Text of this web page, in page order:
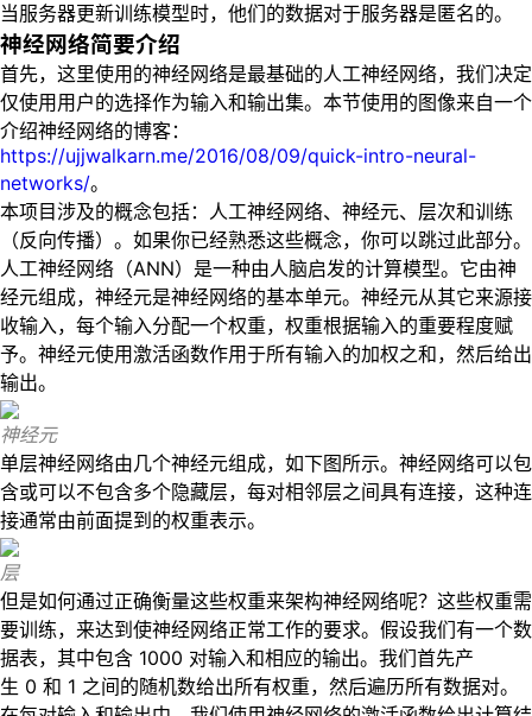
当服务器更新训练模型时，他们的数据对于服务器是匿名的。
神经网络简要介绍
首先，这里使用的神经网络是最基础的人工神经网络，我们决定
仅使用用户的选择作为输入和输出集。本节使用的图像来自一个
介绍神经网络的博客：
https://ujjwalkarn.me/2016/08/09/quick-intro-neural-
networks/。
本项目涉及的概念包括：人工神经网络、神经元、层次和训练
（反向传播）。如果你已经熟悉这些概念，你可以跳过此部分。
人工神经网络（ANN）是一种由人脑启发的计算模型。它由神
经元组成，神经元是神经网络的基本单元。神经元从其它来源接
收输入，每个输入分配一个权重，权重根据输入的重要程度赋
予。神经元使用激活函数作用于所有输入的加权之和，然后给出
输出。
神经元
单层神经网络由几个神经元组成，如下图所示。神经网络可以包
含或可以不包含多个隐藏层，每对相邻层之间具有连接，这种连
接通常由前面提到的权重表示。
层
但是如何通过正确衡量这些权重来架构神经网络呢？这些权重需
要训练，来达到使神经网络正常工作的要求。假设我们有一个数
据表，其中包含 1000 对输入和相应的输出。我们首先产
生 0 和 1 之间的随机数给出所有权重，然后遍历所有数据对。